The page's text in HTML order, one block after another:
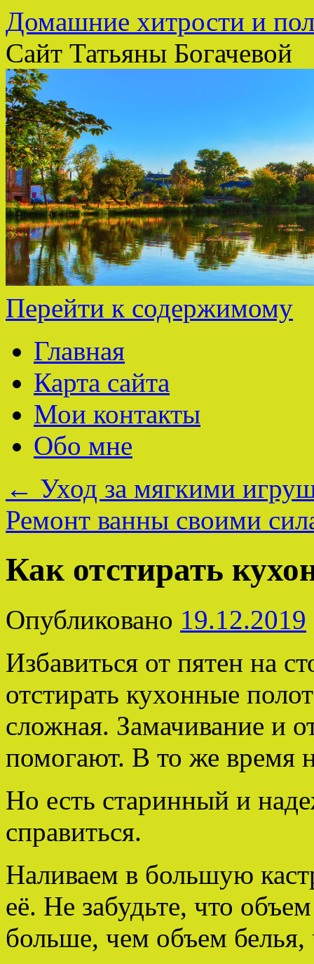
Домашние хитрости и
Сайт Татьяны Богачевой
Перейти к содержимому
Главная
Карта сайта
Мои контакты
Обо мне
← Уход за мягкими
Ремонт ванны своими
Как отстирать
Опубликовано 19.12.2019
Избавиться от пятен на
отстирать кухонные
сложная. Замачивание и
помогают. В то же время
Но есть старинный и
справиться.
Наливаем в большую
её. Не забудьте, что
больше, чем объем